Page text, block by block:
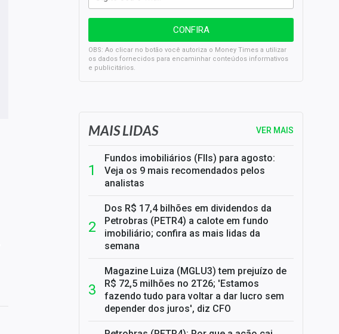
OBS: Ao clicar no botão você autoriza o Money Times a utilizar
os dados fornecidos para encaminhar conteúdos informativos
e publicitários.
SELIC em 14%: A repercussão da decisão sobre os JUROS
MAIS LIDAS VER MAIS
Fundos imobiliários (FIIs) para agosto:
Veja os 9 mais recomendados pelos
analistas
Dos R$ 17,4 bilhões em dividendos da
Petrobras (PETR4) a calote em fundo
imobiliário; confira as mais lidas da
semana
Magazine Luiza (MGLU3) tem prejuízo de
R$ 72,5 milhões no 2T26; 'Estamos
fazendo tudo para voltar a dar lucro sem
depender dos juros', diz CFO